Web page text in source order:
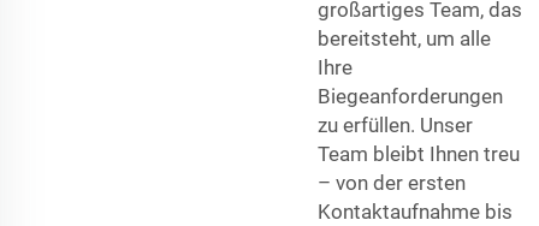
großartiges Team, das
bereitsteht, um alle
Ihre
Biegeanforderungen
zu erfüllen. Unser
Team bleibt Ihnen treu
– von der ersten
Kontaktaufnahme bis